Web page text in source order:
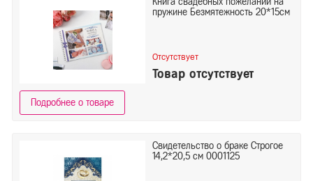
пружине Безмятежность 20*15см
Отсутствует
Товар отсутствует
Подробнее о товаре
Свидетельство о браке Строгое
14,2*20,5 см 0001125